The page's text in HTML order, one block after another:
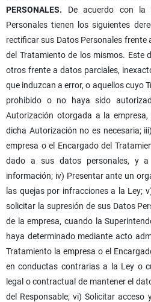
PERSONALES. De acuerdo con la
Personales tienen los siguientes
rectificar sus Datos Personales frente
del Tratamiento de los mismos. Este
otros frente a datos parciales,
que induzcan a error, o aquellos cuyo
prohibido o no haya sido
Autorización otorgada a la
dicha Autorización no es necesaria;
empresa o el Encargado del
dado a sus datos personales, y
información; iv) Presentar ante un
las quejas por infracciones a la Ley;
solicitar la supresión de sus Datos
de la empresa, cuando la
haya determinado mediante acto
Tratamiento la empresa o el
en conductas contrarias a la Ley o
legal o contractual de mantener el
del Responsable; vi) Solicitar